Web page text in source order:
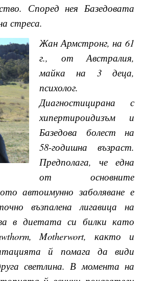
Според нея Базедовата
стреса.
Жан Армстронг, на 61
г., от Австралия,
майка на 3 деца,
психолог.
Диагностицирана с
хипертироидизъм и
Базедова болест на
58-годишна възраст.
Предполага, че една
от основните
автоимунно заболяване е
възпалена лигавица на
в диетата си билки като
Motherwort, както и
й помага да види
светлина. В момента на